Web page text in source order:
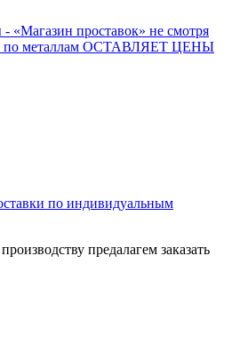
«Магазин проставок» не смотря
по металлам ОСТАВЛЯЕТ ЦЕНЫ
по индивидуальным
предалагем заказать